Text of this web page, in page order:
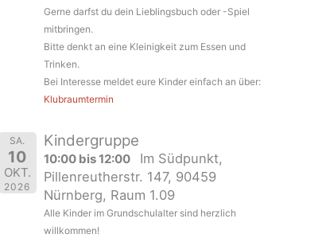
Gerne darfst du dein Lieblingsbuch oder -Spiel
mitbringen.
Bitte denkt an eine Kleinigkeit zum Essen und
Trinken.
Bei Interesse meldet eure Kinder einfach an über:
Klubraumtermin
SA.
10
OKT.
2026
Kindergruppe
10:00 bis 12:00
Im Südpunkt,
Pillenreutherstr. 147, 90459
Nürnberg, Raum 1.09
Alle Kinder im Grundschulalter sind herzlich
willkommen!